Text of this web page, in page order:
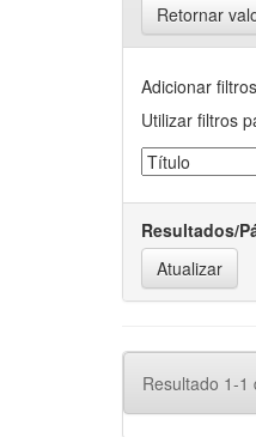
Retornar
Adicionar
Utilizar filtros
Resultados/
Resultado 1-1